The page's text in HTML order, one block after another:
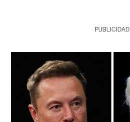
PUBLICIDAD